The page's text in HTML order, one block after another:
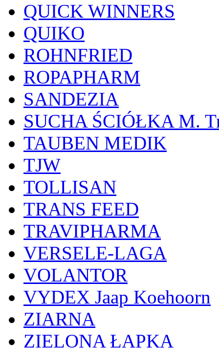
QUICK WINNERS
QUIKO
ROHNFRIED
ROPAPHARM
SANDEZIA
SUCHA ŚCIÓŁKA M.
TAUBEN MEDIK
TJW
TOLLISAN
TRANS FEED
TRAVIPHARMA
VERSELE-LAGA
VOLANTOR
VYDEX Jaap Koehoorn
ZIARNA
ZIELONA ŁAPKA